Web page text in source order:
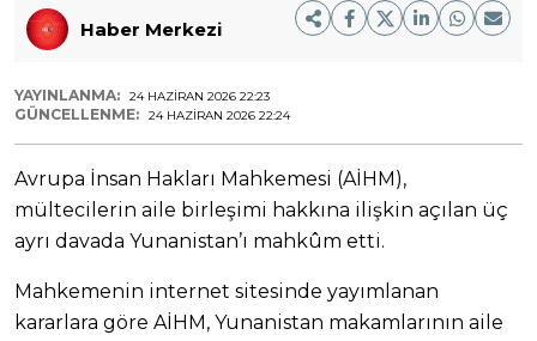
Haber Merkezi
YAYINLANMA: 24 HAZIRAN 2026 22:23
GÜNCELLENME: 24 HAZIRAN 2026 22:24
Avrupa İnsan Hakları Mahkemesi (AİHM),
mültecilerin aile birleşimi hakkına ilişkin açılan üç
ayrı davada Yunanistan’ı mahkûm etti.
Mahkemenin internet sitesinde yayımlanan
kararlara göre AİHM, Yunanistan makamlarının aile